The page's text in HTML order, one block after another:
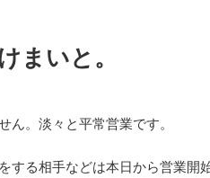
まいと。
。淡々と平常営業です。
る相手などは本日から営業開